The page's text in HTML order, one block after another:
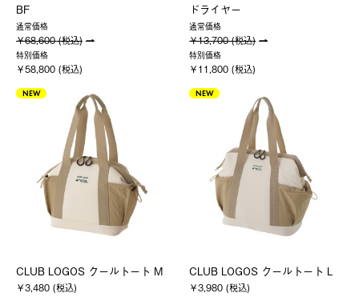
BF
通常価格
￥68,600 (税込)
特別価格
￥58,800 (税込)
ドライヤー
通常価格
￥13,700 (税込)
特別価格
￥11,800 (税込)
NEW
CLUB LOGOS クールトート M
￥3,480 (税込)
NEW
CLUB LOGOS クールトート L
￥3,980 (税込)